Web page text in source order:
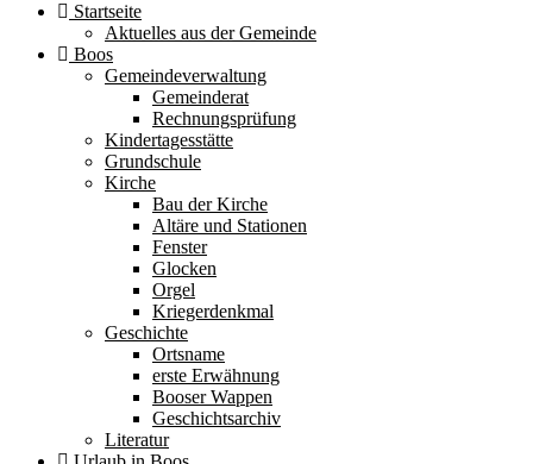
Startseite
Aktuelles aus der Gemeinde
Boos
Gemeindeverwaltung
Gemeinderat
Rechnungsprüfung
Kindertagesstätte
Grundschule
Kirche
Bau der Kirche
Altäre und Stationen
Fenster
Glocken
Orgel
Kriegerdenkmal
Geschichte
Ortsname
erste Erwähnung
Booser Wappen
Geschichtsarchiv
Literatur